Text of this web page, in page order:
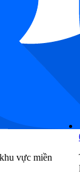
hào là nhà cung
còn chuyên cung
hãng khác với
hàng hấp dẫn.
bị vệ sinh, hãy
chi tiết nhất.
vực miền